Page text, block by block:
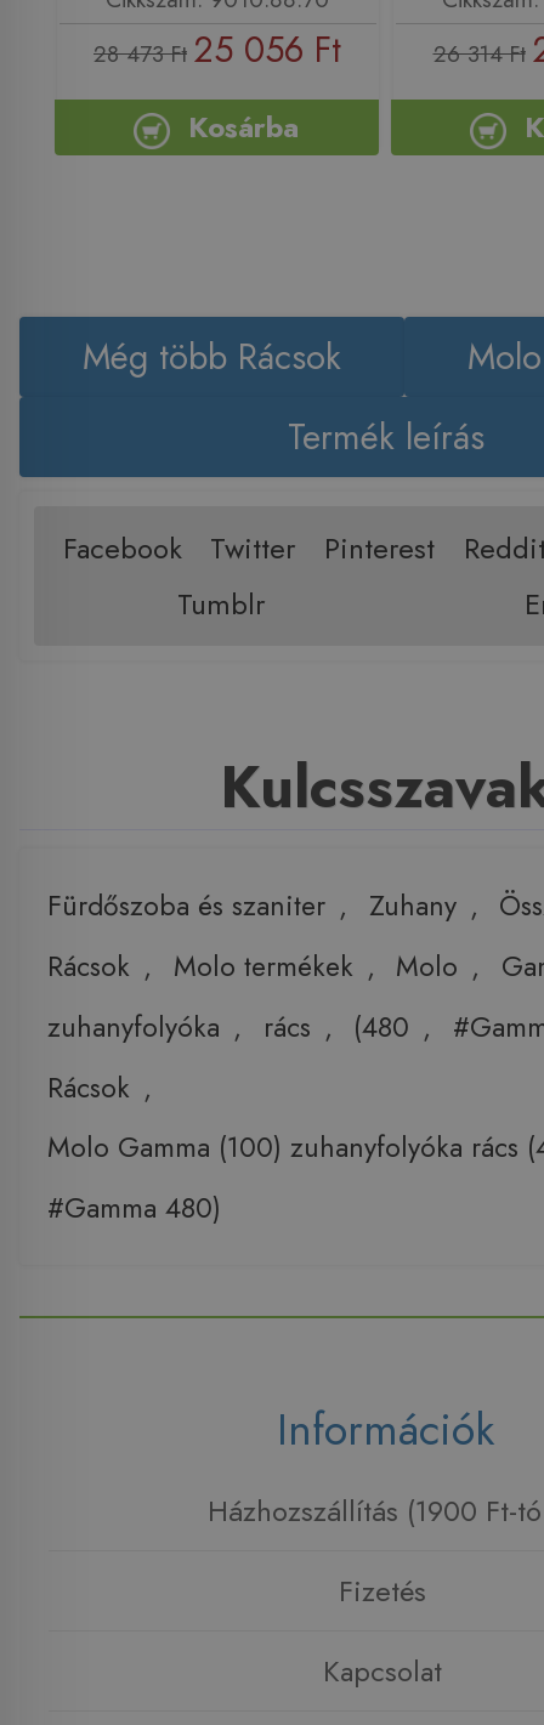
28 473 Ft 25 056 Ft
Kosárba
26 314 Ft
Még több Rácsok
Termék leírás
Facebook Twitter Pinterest
Tumblr
Fürdőszoba és szaniter , Zuhany ,
Rácsok , Molo termékek , Molo ,
zuhanyfolyóka , rács , (480 ,
Rácsok ,
Molo Gamma (100) zuhanyfolyóka rács
#Gamma 480)
Információk
Házhozszállítás (1900 Ft-
Fizetés
Kapcsolat